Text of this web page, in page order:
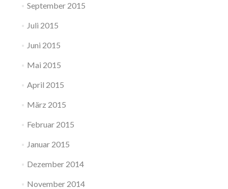
September 2015
Juli 2015
Juni 2015
Mai 2015
April 2015
März 2015
Februar 2015
Januar 2015
Dezember 2014
November 2014